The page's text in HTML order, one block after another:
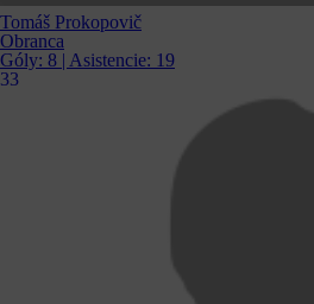
Tomáš Prokopovič
Obranca
Góly: 8 | Asistencie: 19
33